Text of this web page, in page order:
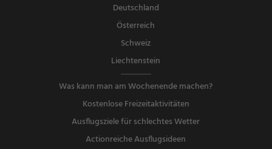
Deutschland
Österreich
Schweiz
Liechtenstein
Was kann man am Wochenende machen?
Kostenlose Freizeitaktivitäten
Ausflugsziele für schlechtes Wetter
Actionreiche Ausflugsideen